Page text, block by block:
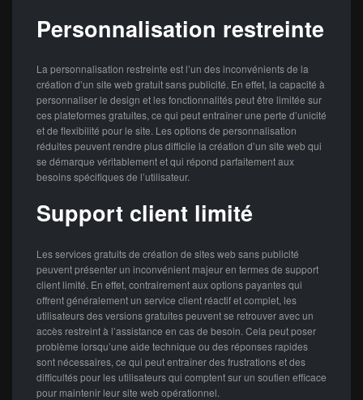
Personnalisation restreinte
La personnalisation restreinte est l’un des inconvénients de la
création d’un site web gratuit sans publicité. En effet, la capacité à
personnaliser le design et les fonctionnalités peut être limitée sur
ces plateformes gratuites, ce qui peut entraîner une perte d’unicité
et de flexibilité pour le site. Les options de personnalisation
réduites peuvent rendre plus difficile la création d’un site web qui
se démarque véritablement et qui répond parfaitement aux
besoins spécifiques de l’utilisateur.
Support client limité
Les services gratuits de création de sites web sans publicité
peuvent présenter un inconvénient majeur en termes de support
client limité. En effet, contrairement aux options payantes qui
offrent généralement un service client réactif et complet, les
utilisateurs des versions gratuites peuvent se retrouver avec un
accès restreint à l’assistance en cas de besoin. Cela peut poser
problème lorsqu’une aide technique ou des réponses rapides
sont nécessaires, ce qui peut entraîner des frustrations et des
difficultés pour les utilisateurs qui comptent sur un soutien efficace
pour maintenir leur site web opérationnel.